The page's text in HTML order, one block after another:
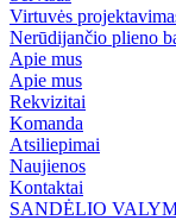
Virtuvės
Nerūdijančio plieno
Apie mus
Apie mus
Rekvizitai
Komanda
Atsiliepimai
Naujienos
Kontaktai
SANDĖLIO